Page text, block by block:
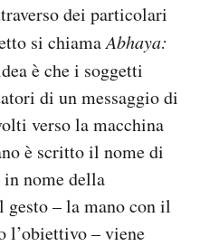
dei particolari
si chiamaAbhaya:
è che i soggetti
di un messaggio di
verso la macchina
è scritto il nome di
nome della
– la mano con il
l’obiettivo – viene